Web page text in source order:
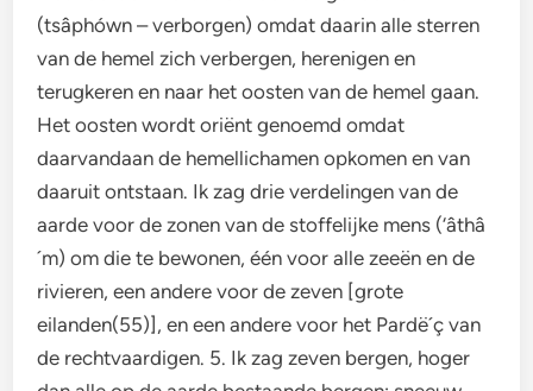
(tsâphówn – verborgen) omdat daarin alle sterren
van de hemel zich verbergen, herenigen en
terugkeren en naar het oosten van de hemel gaan.
Het oosten wordt oriënt genoemd omdat
daarvandaan de hemellichamen opkomen en van
daaruit ontstaan. Ik zag drie verdelingen van de
aarde voor de zonen van de stoffelijke mens (‘âthâ
´m) om die te bewonen, één voor alle zeeën en de
rivieren, een andere voor de zeven [grote
eilanden(55)], en een andere voor het Pardë´ç van
de rechtvaardigen. 5. Ik zag zeven bergen, hoger